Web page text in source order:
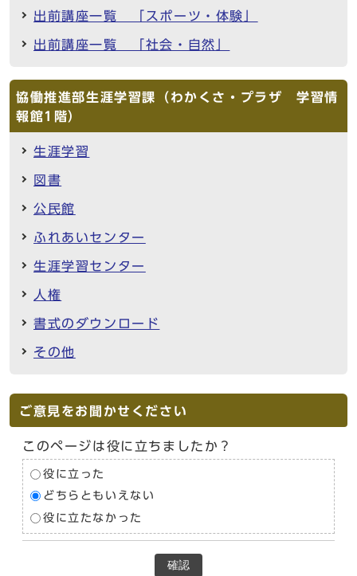
出前講座一覧 「スポーツ・体験」
出前講座一覧 「社会・自然」
協働推進部生涯学習課（わかくさ・プラザ 学習情
報館1階）
生涯学習
図書
公民館
ふれあいセンター
生涯学習センター
人権
書式のダウンロード
その他
ご意見をお聞かせください
このページは役に立ちましたか？
役に立った
どちらともいえない
役に立たなかった
確認